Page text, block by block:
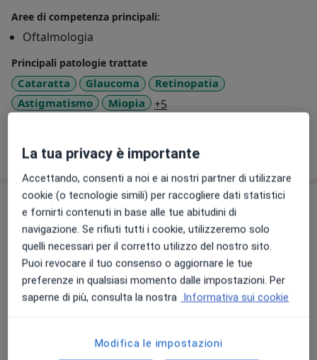
Aree di competenza principali:
Oftalmologia
Principali patologie trattate
Cataratta Glaucoma
Retinopatia
Astigmatismo
Miopia +5a11y_sr_more_diseases
Mostra dettagli
sull'esperienza
Prestazioni e prezzi
Prima visita oculistica
80 € Dettagli
Visita oculistica
82 € Dettagli
Visita oculistica di controllo
La tua privacy è importante
Accettando, consenti a noi e ai nostri partner di utilizzare
cookie (o tecnologie simili) per raccogliere dati statistici
e fornirti contenuti in base alle tue abitudini di
navigazione. Se rifiuti tutti i cookie, utilizzeremo solo
quelli necessari per il corretto utilizzo del nostro sito.
Puoi revocare il tuo consenso o aggiornare le tue
preferenze in qualsiasi momento dalle impostazioni. Per
saperne di più, consulta la nostra Informativa sui cookie
Modifica le impostazioni